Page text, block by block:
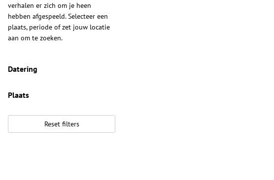
verhalen er zich om je heen
hebben afgespeeld. Selecteer een
plaats, periode of zet jouw locatie
aan om te zoeken.
Datering
Plaats
Reset filters